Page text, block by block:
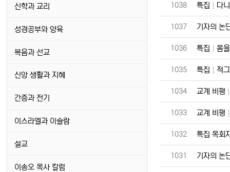
번호
1038 특집 다
번호
1037 기자의 논
번호
1036 특집 몸
번호
1035 특집 적
번호
1034 교계 비평
번호
1033 교계 비평
번호
1032 특집 목회
번호
1031 기자의 논
신학과 교리
성경공부와 양육
복음과 선교
신앙 생활과 지혜
간증과 전기
이스라엘과 이슬람
설교
이송오 목사 칼럼